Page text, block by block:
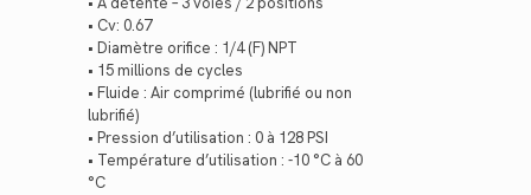
• Cv: 0.67
• Diamètre orifice : 1/4 (F) NPT
• 15 millions de cycles
• Fluide : Air comprimé (lubrifié ou non
lubrifié)
• Pression d’utilisation : 0 à 128 PSI
• Température d’utilisation : -10 °C à 60
°C